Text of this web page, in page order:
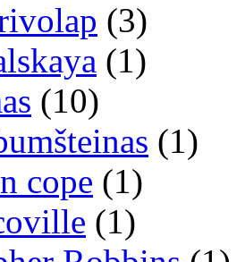
(3)
(1)
(10)
(1)
cope (1)
(1)